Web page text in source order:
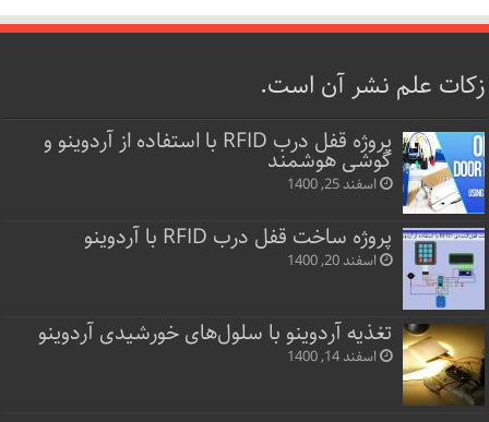
زکات علم نشر آن است.
پروژه قفل‌ درب RFID با استفاده از آردوینو و
گوشی هوشمند
اسفند 25, 1400
پروژه ساخت قفل‌ درب RFID با آردوینو
اسفند 20, 1400
تغذیه آردوینو با سلول‌های خورشیدی آردوینو
اسفند 14, 1400